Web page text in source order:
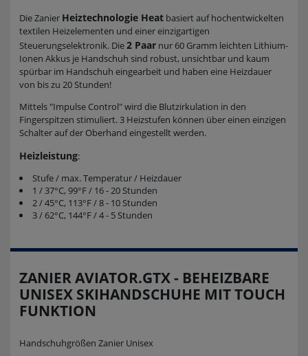
Die Zanier Heiztechnologie Heat basiert auf hochentwickelten
textilen Heizelementen und einer einzigartigen
Steuerungselektronik. Die2 Paar nur 60 Gramm leichten Lithium-
Ionen Akkus je Handschuh sind robust, unsichtbar und kaum
spürbar im Handschuh eingearbeit und haben eine Heizdauer
von bis zu 20 Stunden!
Mittels "Impulse Control" wird die Blutzirkulation in den
Fingerspitzen stimuliert. 3 Heizstufen können über einen einzigen
Schalter auf der Oberhand eingestellt werden.
Heizleistung:
Stufe / max. Temperatur / Heizdauer
1 / 37°C, 99°F / 16 - 20 Stunden
2 / 45°C, 113°F / 8 - 10 Stunden
3 / 62°C, 144°F / 4 - 5 Stunden
ZANIER AVIATOR.GTX - BEHEIZBARE
UNISEX SKIHANDSCHUHE MIT TOUCH
FUNKTION
Handschuhgrößen Zanier Unisex